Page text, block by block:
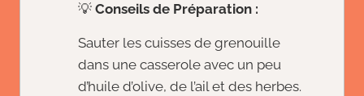
💡 Conseils de Préparation :
Sauter les cuisses de grenouille
dans une casserole avec un peu
d’huile d’olive, de l’ail et des herbes.